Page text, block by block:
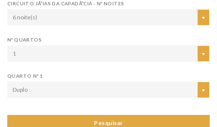
CIRCUITO JÃ³IAS DA CAPADÃ³CIA - Nº NOITES
6 noite(s)
Nº QUARTOS
1
QUARTO Nº 1
Duplo
Pesquisar